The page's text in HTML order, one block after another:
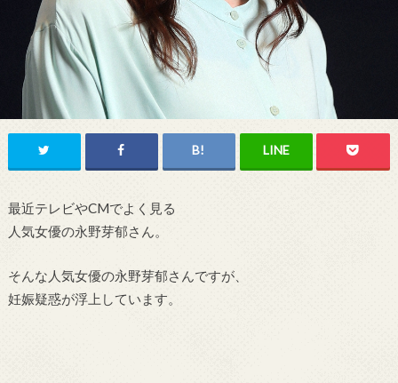
最近テレビやCMでよく見る
人気女優の永野芽郁さん。
そんな人気女優の永野芽郁さんですが、
妊娠疑惑が浮上しています。